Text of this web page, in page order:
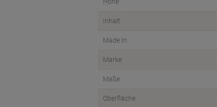
Inhalt
Made In
Marke
Maße
Oberfläche